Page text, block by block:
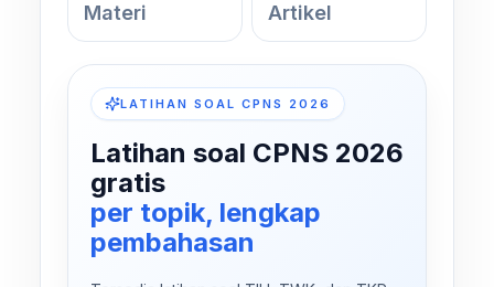
Materi Artikel
LATIHAN SOAL CPNS 2026
Latihan soal CPNS 2026
gratis
per topik, lengkap
pembahasan